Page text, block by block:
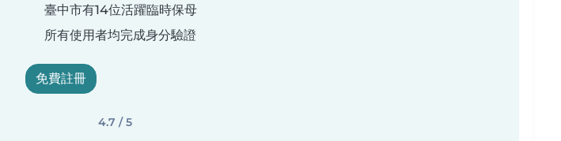
臺中市有14位活躍臨時保母
所有使用者均完成身分驗證
免費註冊
4.7 / 5